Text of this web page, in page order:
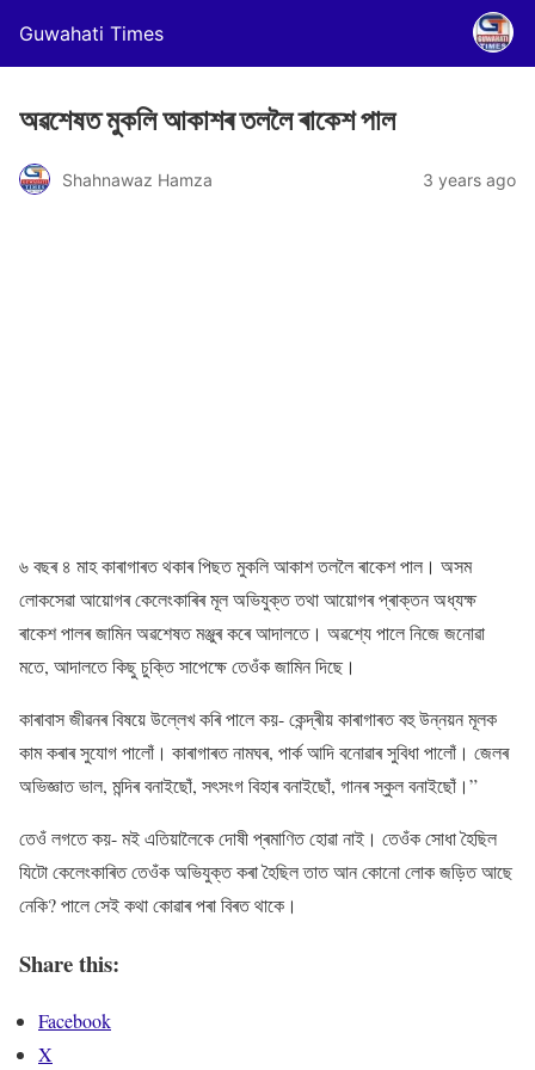
Guwahati Times
অৱশেষত মুকলি আকাশৰ তললৈ ৰাকেশ পাল
Shahnawaz Hamza 3 years ago
৬ বছৰ ৪ মাহ কাৰাগাৰত থকাৰ পিছত মুকলি আকাশ তললৈ ৰাকেশ পাল। অসম
লোকসেৱা আয়োগৰ কেলেংকাৰিৰ মূল অভিযুক্ত তথা আয়োগৰ প্ৰাক্তন অধ্যক্ষ
ৰাকেশ পালৰ জামিন অৱশেষত মঞ্জুৰ কৰে আদালতে। অৱশ্যে পালে নিজে জনোৱা
মতে, আদালতে কিছু চুক্তি সাপেক্ষে তেওঁক জামিন দিছে।
কাৰাবাস জীৱনৰ বিষয়ে উল্লেখ কৰি পালে কয়- কেন্দ্ৰীয় কাৰাগাৰত বহু উন্নয়ন মূলক
কাম কৰাৰ সুযোগ পালোঁ। কাৰাগাৰত নামঘৰ, পাৰ্ক আদি বনোৱাৰ সুবিধা পালোঁ। জেলৰ
অভিজ্ঞাত ভাল, মন্দিৰ বনাইছোঁ, সৎসংগ বিহাৰ বনাইছোঁ, গানৰ স্কুল বনাইছোঁ।”
তেওঁ লগতে কয়- মই এতিয়ালৈকে দোষী প্ৰমাণিত হোৱা নাই। তেওঁক সোধা হৈছিল
যিটো কেলেংকাৰিত তেওঁক অভিযুক্ত কৰা হৈছিল তাত আন কোনো লোক জড়িত আছে
নেকি? পালে সেই কথা কোৱাৰ পৰা বিৰত থাকে।
Share this:
Facebook
X